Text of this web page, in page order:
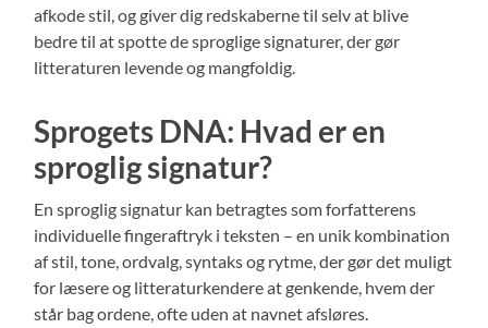
afkode stil, og giver dig redskaberne til selv at blive
bedre til at spotte de sproglige signaturer, der gør
litteraturen levende og mangfoldig.
Sprogets DNA: Hvad er en
sproglig signatur?
En sproglig signatur kan betragtes som forfatterens
individuelle fingeraftryk i teksten – en unik kombination
af stil, tone, ordvalg, syntaks og rytme, der gør det muligt
for læsere og litteraturkendere at genkende, hvem der
står bag ordene, ofte uden at navnet afsløres.